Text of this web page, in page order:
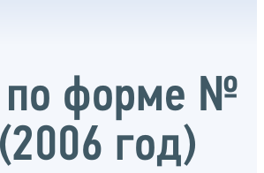
по форме №
год)